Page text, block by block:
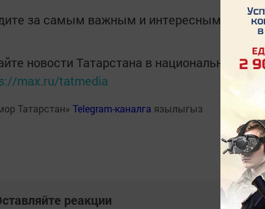
за самым важным и интересным в
новости Татарстана в национальном
max.ru/tatmedia
Татарстан» Telegram-каналга язылыгыз
реакции